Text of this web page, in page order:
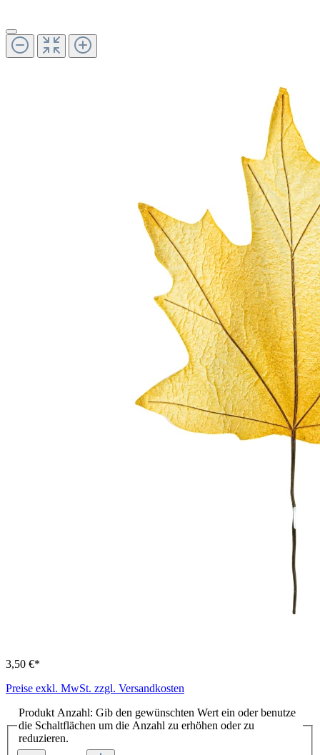
3,50 €*
Preise exkl. MwSt. zzgl. Versandkosten
Produkt Anzahl: Gib den gewünschten Wert ein oder benutze
die Schaltflächen um die Anzahl zu erhöhen oder zu
reduzieren.